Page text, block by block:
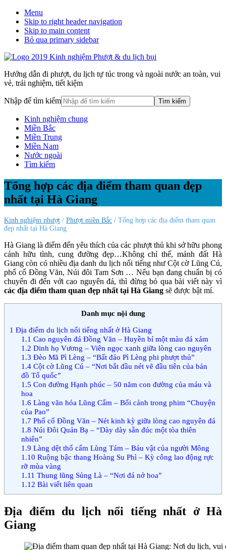
Menu
Skip to right header navigation
Skip to main content
Bỏ qua primary sidebar
Hướng dẫn đi phượt, du lịch tự túc trong và ngoài nước an toàn, vui
vẻ, trải nghiệm, tiết kiệm
Nhập để tìm kiếm
Kinh nghiệm chung
Miền Bắc
Miền Trung
Miền Nam
Nước ngoài
Tìm kiếm
Tổng hợp các địa điểm tham quan đẹp
nhất tại Hà Giang
Kinh nghiệm phượt / Phượt miền Bắc / Tổng hợp các địa điểm tham quan
đẹp nhất tại Hà Giang
Hà Giang là điểm đến yêu thích của các phượt thủ khi sở hữu phong
cảnh hữu tình, cung đường đẹp…Không chỉ thế, mảnh đất Hà
Giang còn có nhiều địa danh du lịch nổi tiếng như Cột cờ Lũng Cú,
phố cổ Đồng Văn, Núi đôi Tam Sơn … Nếu bạn đang chuẩn bị có
chuyến đi đến với cao nguyên đá, thì đừng bỏ qua bài viết này vì
các địa điểm tham quan đẹp nhất tại Hà Giang sẽ được bật mí.
Danh mục nội dung
1 Địa điểm du lịch nổi tiếng nhất ở Hà Giang
1.1 Cao nguyên đá Đồng Văn – Huyền bí một màu đá xám
1.2 Dinh họ Vương – Viên ngọc xanh giữa lòng cao nguyên
1.3 Đèo Mã Pì Lèng – “Bất đáo Pì Lèng phi phượt thủ”
1.4Cột cờ Lũng Cú – “Nơi bắt đầu nét vẽ đầu tiên của bản
đồ Tổ quốc”
1.5 Con đường Hạnh phúc – 50 năm con đường của máu và
hoa
1.6 Làng văn hóa Lũng Cẩm – Bối cảnh trong phim “Chuyện
của Pao”
1.7 Phố cổ Đồng Văn – Nét kinh kỳ giữa lòng cao nguyên đá
1.8 Núi Đôi Quản Bạ – “Dày dày sẵn đúc một tòa thiên
nhiên”
1.9 Làng dệt thổ cẩm Lùng Tám – Báu vật của người Mông
1.10 Ruộng bậc thang Hoàng Su Phì – Kỳ công lao động rực
rỡ mùa vàng
1.11 Thung lũng Sủng Là – “Nơi đá nở hoa”
1.12 Bài viết liên quan
Địa điểm du lịch nổi tiếng nhất ở Hà
Giang